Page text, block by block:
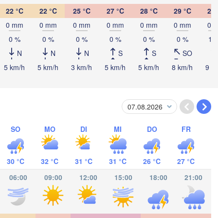
22 °C
0 mm
0 %
N
5 km/h
22 °C
0 mm
0 %
N
5 km/h
25 °C
0 mm
0 %
N
3 km/h
27 °C
0 mm
0 %
S
5 km/h
28 °C
0 mm
0 %
S
5 km/h
29 °C
0 mm
0 %
SO
8 km/h
29
0
10
9
SO
30 °C
MO
32 °C
DI
31 °C
MI
31 °C
DO
26 °C
FR
27 °C
06:00 09:00 12:00 15:00 18:00 21:00
Panamá
San José
PANAMA
COSTA RICA